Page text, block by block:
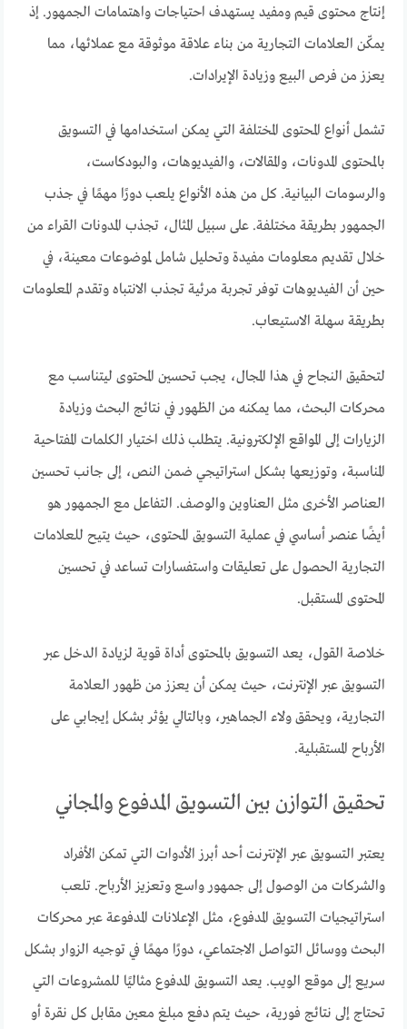
إنتاج محتوى قيم ومفيد يستهدف احتياجات واهتمامات الجمهور. إذ
يمكّن العلامات التجارية من بناء علاقة موثوقة مع عملائها، مما
يعزز من فرص البيع وزيادة الإيرادات.
تشمل أنواع المحتوى المختلفة التي يمكن استخدامها في التسويق
بالمحتوى المدونات، والمقالات، والفيديوهات، والبودكاست،
والرسومات البيانية. كل من هذه الأنواع يلعب دورًا مهمًا في جذب
الجمهور بطريقة مختلفة. على سبيل المثال، تجذب المدونات القراء من
خلال تقديم معلومات مفيدة وتحليل شامل لموضوعات معينة، في
حين أن الفيديوهات توفر تجربة مرئية تجذب الانتباه وتقدم المعلومات
بطريقة سهلة الاستيعاب.
لتحقيق النجاح في هذا المجال، يجب تحسين المحتوى ليتناسب مع
محركات البحث، مما يمكنه من الظهور في نتائج البحث وزيادة
الزيارات إلى المواقع الإلكترونية. يتطلب ذلك اختيار الكلمات المفتاحية
المناسبة، وتوزيعها بشكل استراتيجي ضمن النص، إلى جانب تحسين
العناصر الأخرى مثل العناوين والوصف. التفاعل مع الجمهور هو
أيضًا عنصر أساسي في عملية التسويق المحتوى، حيث يتيح للعلامات
التجارية الحصول على تعليقات واستفسارات تساعد في تحسين
المحتوى المستقبل.
خلاصة القول، يعد التسويق بالمحتوى أداة قوية لزيادة الدخل عبر
التسويق عبر الإنترنت، حيث يمكن أن يعزز من ظهور العلامة
التجارية، ويحقق ولاء الجماهير، وبالتالي يؤثر بشكل إيجابي على
الأرباح المستقبلية.
تحقيق التوازن بين التسويق المدفوع والمجاني
يعتبر التسويق عبر الإنترنت أحد أبرز الأدوات التي تمكن الأفراد
والشركات من الوصول إلى جمهور واسع وتعزيز الأرباح. تلعب
استراتيجيات التسويق المدفوع، مثل الإعلانات المدفوعة عبر محركات
البحث ووسائل التواصل الاجتماعي، دورًا مهمًا في توجيه الزوار بشكل
سريع إلى موقع الويب. يعد التسويق المدفوع مثاليًا للمشروعات التي
تحتاج إلى نتائج فورية، حيث يتم دفع مبلغ معين مقابل كل نقرة أو